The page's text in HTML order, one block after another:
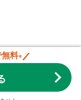
無料※